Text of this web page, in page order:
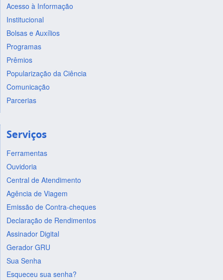
Acesso à Informação
Institucional
Bolsas e Auxílios
Programas
Prêmios
Popularização da Ciência
Comunicação
Parcerias
Serviços
Ferramentas
Ouvidoria
Central de Atendimento
Agência de Viagem
Emissão de Contra-cheques
Declaração de Rendimentos
Assinador Digital
Gerador GRU
Sua Senha
Esqueceu sua senha?